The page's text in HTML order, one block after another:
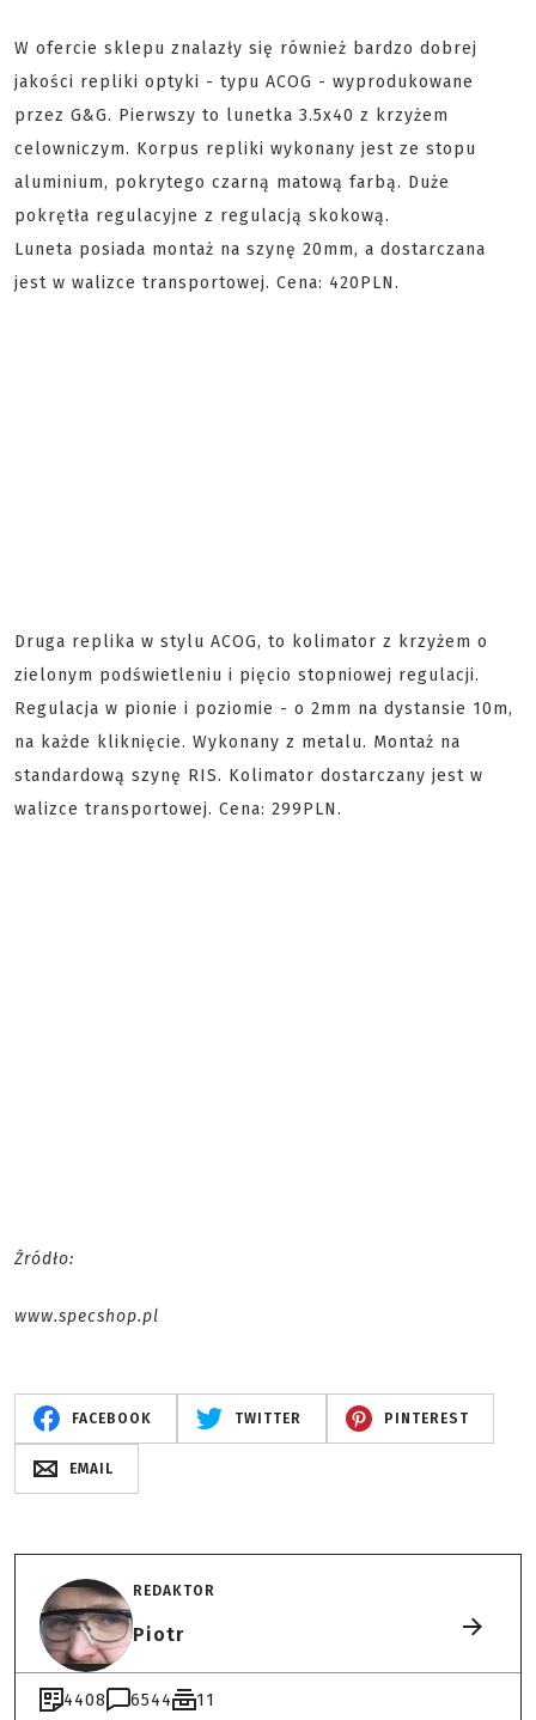
W ofercie sklepu znalazły się również bardzo dobrej
jakości repliki optyki - typu ACOG - wyprodukowane
przez G&G. Pierwszy to lunetka 3.5x40 z krzyżem
celowniczym. Korpus repliki wykonany jest ze stopu
aluminium, pokrytego czarną matową farbą. Duże
pokrętła regulacyjne z regulacją skokową.
Luneta posiada montaż na szynę 20mm, a dostarczana
jest w walizce transportowej. Cena: 420PLN.
Druga replika w stylu ACOG, to kolimator z krzyżem o
zielonym podświetleniu i pięcio stopniowej regulacji.
Regulacja w pionie i poziomie - o 2mm na dystansie 10m,
na każde kliknięcie. Wykonany z metalu. Montaż na
standardową szynę RIS. Kolimator dostarczany jest w
walizce transportowej. Cena: 299PLN.
Źródło:
www.specshop.pl
FACEBOOK TWITTER PINTEREST
EMAIL
REDAKTOR
Piotr
4408 6544 11